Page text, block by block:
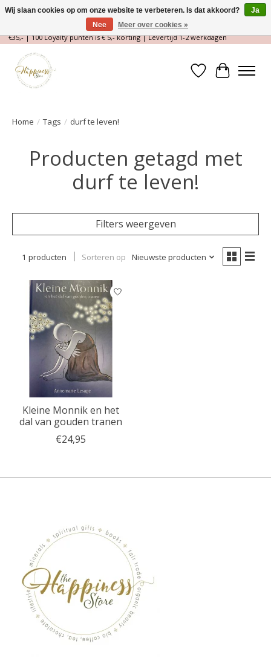
Magische Conceptstore, Edelstenen & Spirituele winkel | Gratis verzending >
€35,- | 100 Loyalty punten is € 5,- korting | Levertijd 1-2 werkdagen
Verlanglijst
Home / Tags / durf te leven!
Producten getagd met
durf te leven!
Filters weergeven
1 producten Sorteren op Nieuwste producten
Kleine Monnik en het
dal van gouden tranen
€24,95
Wij slaan cookies op om onze website te verbeteren. Is dat akkoord?
Ja
Nee
Meer over cookies »